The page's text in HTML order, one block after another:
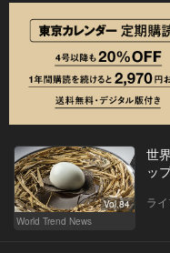
Vol.84
World Trend News
世
ッ
ラ